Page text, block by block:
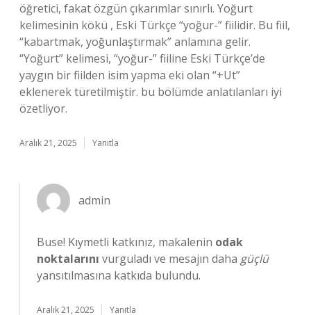
öğretici, fakat özgün çıkarımlar sınırlı. Yoğurt
kelimesinin kökü , Eski Türkçe “yoğur-” fiilidir. Bu fiil,
“kabartmak, yoğunlaştırmak” anlamına gelir.
“Yoğurt” kelimesi, “yoğur-” fiiline Eski Türkçe’de
yaygın bir fiilden isim yapma eki olan “+Ut”
eklenerek türetilmiştir. bu bölümde anlatılanları iyi
özetliyor.
Aralık 21, 2025 Yanıtla
admin
Buse! Kıymetli katkınız, makalenin odak
noktalarını vurguladı ve mesajın daha güçlü
yansıtılmasına katkıda bulundu.
Aralık 21, 2025 Yanıtla